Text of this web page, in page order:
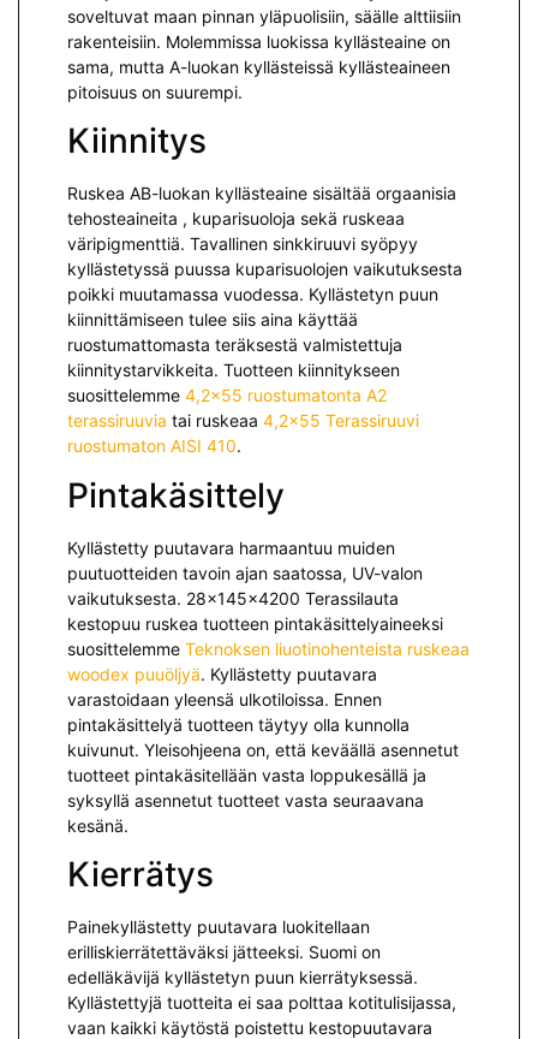
soveltuvat maan pinnan yläpuolisiin, säälle alttiisiin
rakenteisiin. Molemmissa luokissa kyllästeaine on
sama, mutta A-luokan kyllästeissä kyllästeaineen
pitoisuus on suurempi.
Kiinnitys
Ruskea AB-luokan kyllästeaine sisältää orgaanisia
tehosteaineita , kuparisuoloja sekä ruskeaa
väripigmenttiä. Tavallinen sinkkiruuvi syöpyy
kyllästetyssä puussa kuparisuolojen vaikutuksesta
poikki muutamassa vuodessa. Kyllästetyn puun
kiinnittämiseen tulee siis aina käyttää
ruostumattomasta teräksestä valmistettuja
kiinnitystarvikkeita. Tuotteen kiinnitykseen
suosittelemme 4,2×55 ruostumatonta A2
terassiruuvia tai ruskeaa 4,2×55 Terassiruuvi
ruostumaton AISI 410.
Pintakäsittely
Kyllästetty puutavara harmaantuu muiden
puutuotteiden tavoin ajan saatossa, UV-valon
vaikutuksesta. 28x145x4200 Terassilauta
kestopuu ruskea tuotteen pintakäsittelyaineeksi
suosittelemme Teknoksen liuotinohenteista ruskeaa
woodex puuöljyä. Kyllästetty puutavara
varastoidaan yleensä ulkotiloissa. Ennen
pintakäsittelyä tuotteen täytyy olla kunnolla
kuivunut. Yleisohjeena on, että keväällä asennetut
tuotteet pintakäsitellään vasta loppukesällä ja
syksyllä asennetut tuotteet vasta seuraavana
kesänä.
Kierrätys
Painekyllästetty puutavara luokitellaan
erilliskierrätettäväksi jät­teeksi. Suomi on
edelläkävijä kyllästetyn puun kierrätyksessä.
Kyllästettyjä tuotteita ei saa polttaa kotitulisijassa,
vaan kaikki käytöstä poistettu kestopuutavara